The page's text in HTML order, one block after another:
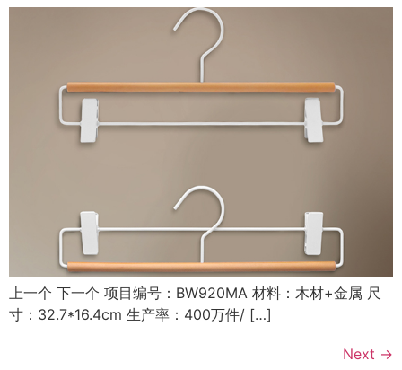
上一个 下一个 项目编号：BW920MA 材料：木材+金属 尺
寸：32.7*16.4cm 生产率：400万件/ […]
Next →